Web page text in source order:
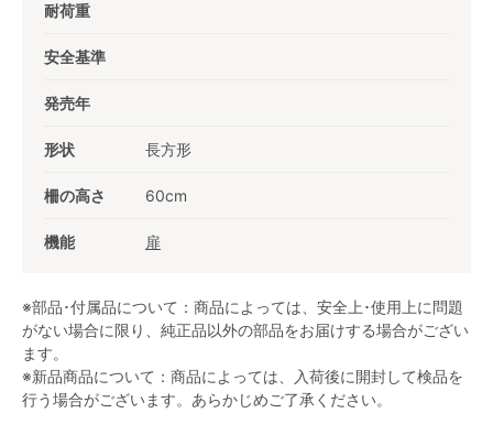
耐荷重
安全基準
発売年
形状 長方形
柵の高さ 60cm
機能 扉
※部品･付属品について：商品によっては、安全上･使用上に問題
がない場合に限り、純正品以外の部品をお届けする場合がござい
ます。
※新品商品について：商品によっては、入荷後に開封して検品を
行う場合がございます。あらかじめご了承ください。